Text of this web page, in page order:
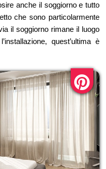
anche il soggiorno e tutto
che sono particolarmente
il soggiorno rimane il luogo
quest’ultima è